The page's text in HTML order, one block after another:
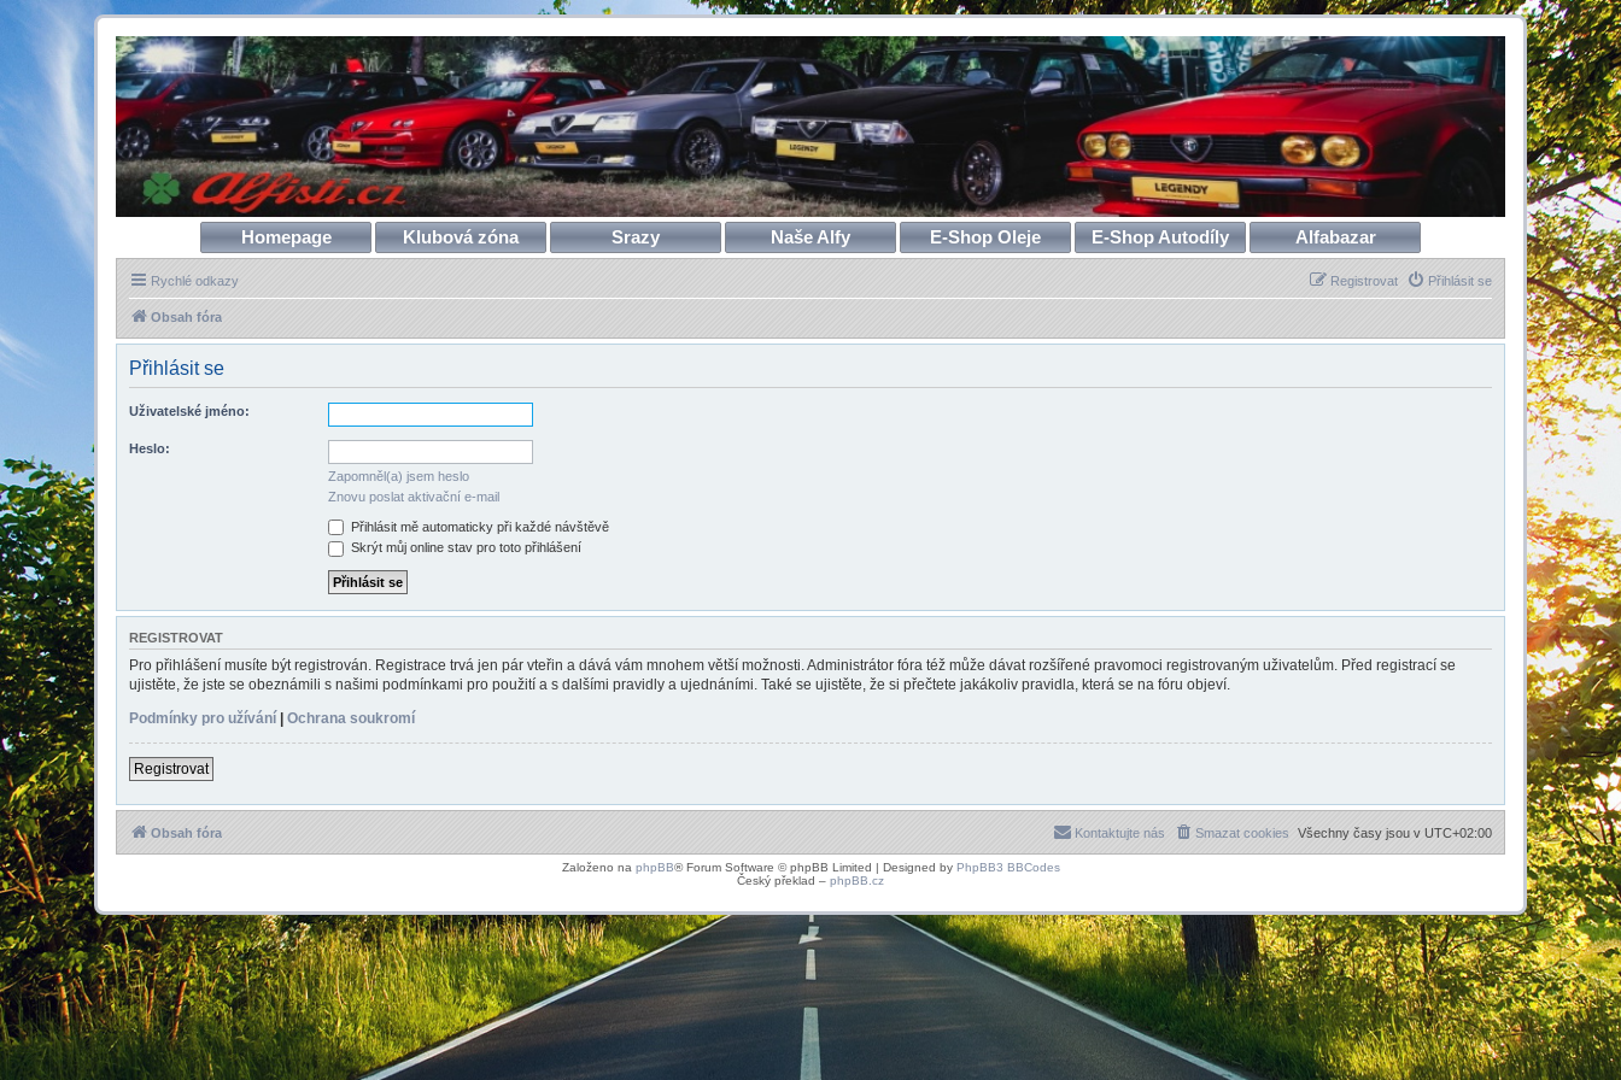
Homepage Klubová zóna Srazy Naše Alfy E-Shop Oleje E-Shop Autodíly Alfabazar
Rychlé odkazy Přihlásit se
Registrovat
Obsah fóra
Přihlásit se
Uživatelské jméno:
Heslo:
Zapomněl(a) jsem heslo
Znovu poslat aktivační e-mail
Přihlásit mě automaticky při každé návštěvě
Skrýt můj online stav pro toto přihlášení
REGISTROVAT
Pro přihlášení musíte být registrován. Registrace trvá jen pár vteřin a dává vám mnohem větší možnosti. Administrátor fóra též může dávat rozšířené pravomoci registrovaným uživatelům. Před registrací se
ujistěte, že jste se obeznámili s našimi podmínkami pro použití a s dalšími pravidly a ujednáními. Také se ujistěte, že si přečtete jakákoliv pravidla, která se na fóru objeví.
Podmínky pro užívání
Ochrana soukromí
Registrovat
Obsah fóra Všechny časy jsou v UTC+02:00
Smazat cookies
Kontaktujte nás
Založeno na phpBB® Forum Software © phpBB Limited | Designed by PhpBB3 BBCodes
Český překlad – phpBB.cz